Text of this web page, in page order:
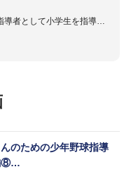
導者として小学生を指導。
18）
の宇野真仁朗くん。
のための少年野球指導
⑧…